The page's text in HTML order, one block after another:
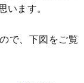
ます。
で、下図をご覧